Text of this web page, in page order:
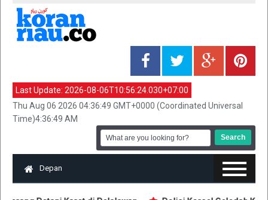
Last Update: 2026-08-06T10:56:24.030+07:00
Thu Aug 06 2026 04:36:49 GMT+0000 (Coordinated Universal
Time)4:36:49 AM
Depan